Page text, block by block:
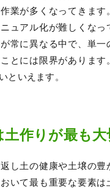
業が多くなってきます
ュアル化が難しくなっ
常に異なる中で、単一
とには限界があります
といえます。
土作りが最も大
し土の健康や土壌の豊
いて最も重要な要素は